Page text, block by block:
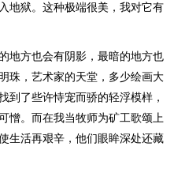
地狱。这种极端很美，我对它有
地方也会有阴影，最暗的地方也
珠，艺术家的天堂，多少绘画大
到了些许恃宠而骄的轻浮模样，
憎。而在我当牧师为矿工歌颂上
生活再艰辛，他们眼眸深处还藏